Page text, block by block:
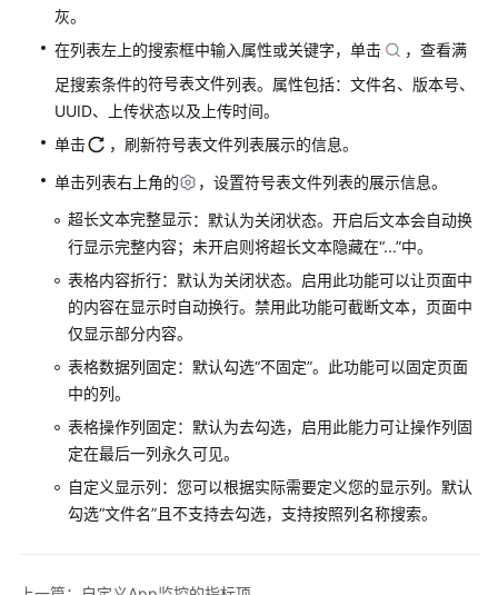
入
APM
用
监
性
能
监
控
链
路
追
踪
前
灰。
在列表左上的搜索框中输入属性或关键字，单击
，查看满
足搜索条件的符号表文件列表。属性包括：文件名、版本号、
UUID、上传状态以及上传时间。
单击
，刷新符号表文件列表展示的信息。
单击列表右上角的
，设置符号表文件列表的展示信息。
超长文本完整显示：默认为关闭状态。开启后文本会自动换
行显示完整内容；未开启则将超长文本隐藏在“...”中。
表格内容折行：默认为关闭状态。启用此功能可以让页面中
的内容在显示时自动换行。禁用此功能可截断文本，页面中
仅显示部分内容。
表格数据列固定：默认勾选“不固定”。此功能可以固定页面
中的列。
表格操作列固定：默认为去勾选，启用此能力可让操作列固
定在最后一列永久可见。
自定义显示列：您可以根据实际需要定义您的显示列。默认
勾选“文件名”且不支持去勾选，支持按照列名称搜索。